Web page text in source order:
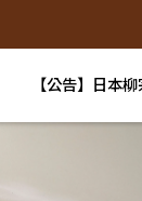
【公告】日本